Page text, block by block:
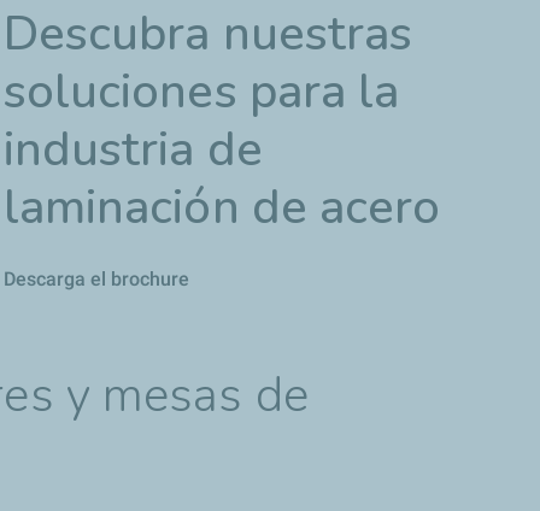
Descubra nuestras
soluciones para la
industria de
laminación de acero
Descarga el brochure
y mesas de